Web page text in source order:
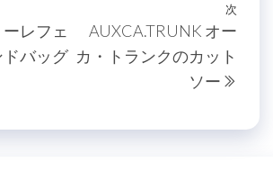
レフェ
バッグ
次
次
AUXCA.TRUNK オー
カ・トランクのカット
ソー